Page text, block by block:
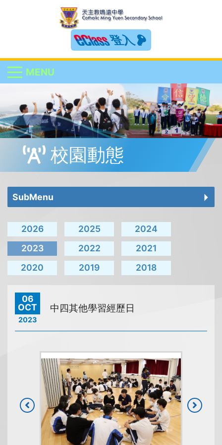
登入
MENU
校園動態
SubMenu
2026 2025
2024
2023
2022
2021
2020
2019 2018
06
OCT
2023
中四其他學習經歷日